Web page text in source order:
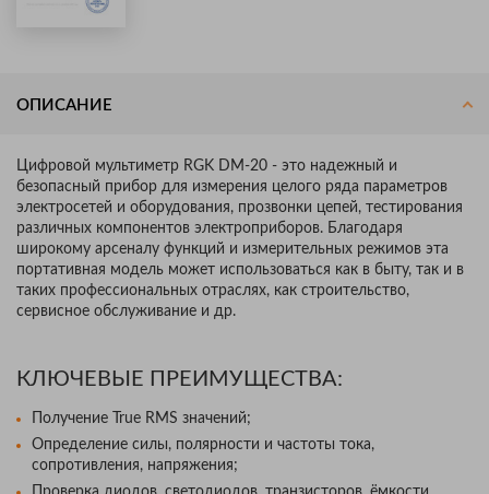
ОПИСАНИЕ
Цифровой мультиметр RGK DM-20 - это надежный и
безопасный прибор для измерения целого ряда параметров
электросетей и оборудования, прозвонки цепей, тестирования
различных компонентов электроприборов. Благодаря
широкому арсеналу функций и измерительных режимов эта
портативная модель может использоваться как в быту, так и в
таких профессиональных отраслях, как строительство,
сервисное обслуживание и др.
КЛЮЧЕВЫЕ ПРЕИМУЩЕСТВА:
Получение True RMS значений;
Определение силы, полярности и частоты тока,
сопротивления, напряжения;